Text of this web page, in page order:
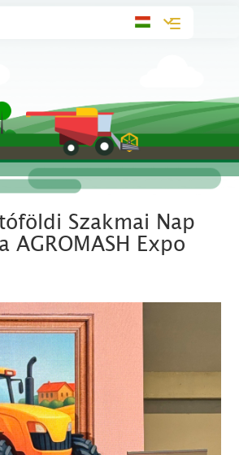
Toggle
Szakmai Nap
AGROMASH Expo